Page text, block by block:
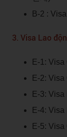
B-2 :
3. Visa Lao
E-1:
E-2:
E-3:
E-4:
E-5: